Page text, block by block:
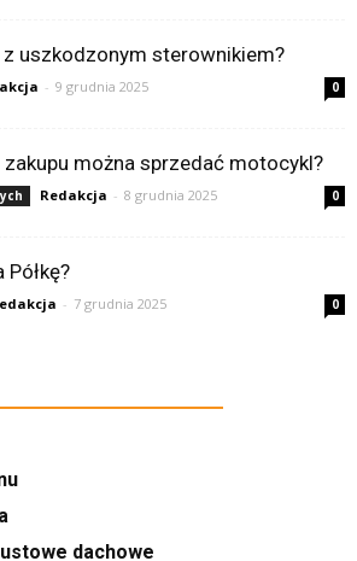
uszkodzonym sterownikiem?
- 9 grudnia 2025 0
można sprzedać motocykl?
Redakcja - 8 grudnia 2025 0
- 7 grudnia 2025 0
dachowe